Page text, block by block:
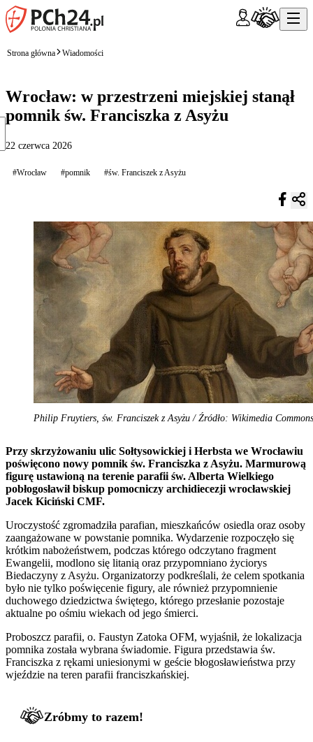
Strona główna Wiadomości
Wrocław: w przestrzeni miejskiej stanął
pomnik św. Franciszka z Asyżu
22 czerwca 2026
#Wrocław #pomnik #św. Franciszek z Asyżu
Philip Fruytiers, św. Franciszek z Asyżu / Źródło: Wikimedia Commons
Przy skrzyżowaniu ulic Sołtysowickiej i Herbsta we Wrocławiu
poświęcono nowy pomnik św. Franciszka z Asyżu. Marmurową
figurę ustawioną na terenie parafii św. Alberta Wielkiego
pobłogosławił biskup pomocniczy archidiecezji wrocławskiej
Jacek Kiciński CMF.
Uroczystość zgromadziła parafian, mieszkańców osiedla oraz osoby
zaangażowane w powstanie pomnika. Wydarzenie rozpoczęło się
krótkim nabożeństwem, podczas którego odczytano fragment
Ewangelii, modlono się litanią oraz przypomniano życiorys
Biedaczyny z Asyżu. Organizatorzy podkreślali, że celem spotkania
było nie tylko poświęcenie figury, ale również przypomnienie
duchowego dziedzictwa świętego, którego przesłanie pozostaje
aktualne po ośmiu wiekach od jego śmierci.
Proboszcz parafii, o. Faustyn Zatoka OFM, wyjaśnił, że lokalizacja
pomnika została wybrana świadomie. Figura przedstawia św.
Franciszka z rękami uniesionymi w geście błogosławieństwa przy
wjeździe na teren parafii franciszkańskiej.
Zróbmy to razem!